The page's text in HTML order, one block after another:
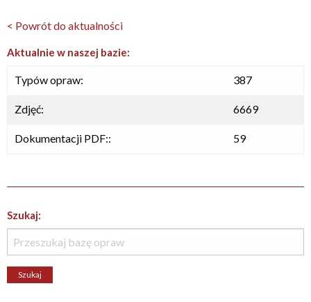
< Powrót do aktualności
Aktualnie w naszej bazie:
Typów opraw: 387
Zdjęć: 6669
Dokumentacji PDF:: 59
Szukaj: